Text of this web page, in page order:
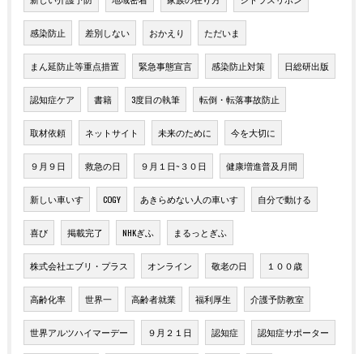
感染防止 差別しない おかえり ただいま
まん延防止等重点措置 緊急事態宣言 感染防止対策 日総研出版
認知症ケア 書籍 3度目の執筆 転倒・転落事故防止
取材依頼 ネットサイト 未来のために 今を大切に
９月９日 救急の日 ９月１日~３０日 健康増進普及月間
新しい車いす COGY あきらめない人の車いす 自分で動ける
喜び 掲載完了 NHKぎふ まるっとぎふ
株式会社エブリ・プラス オンライン 敬老の日 １００歳
高齢化率 世界一 高齢者就業 福利厚生 介護予防教室
世界アルツハイマーデー ９月２１日 認知症 認知症サポーター